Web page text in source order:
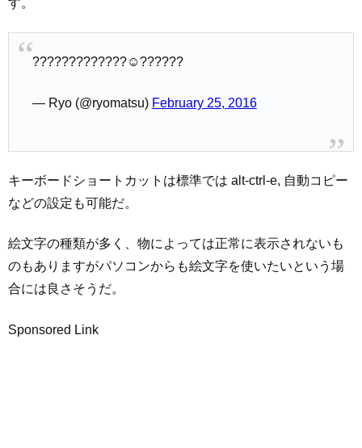
?????????????☺??????
— Ryo (@ryomatsu) February 25, 2016
キーボードショートカットは標準では alt-ctrl-e, 自動コピー
などの設定も可能だ。
絵文字の種類が多く、物によっては正常に表示されないも
のもありますがパソコンからも絵文字を使いたいという場
合には良さそうだ。
Sponsored Link